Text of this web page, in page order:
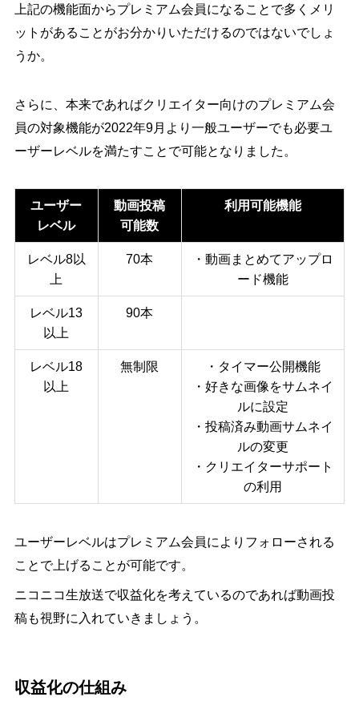
上記の機能面からプレミアム会員になることで多くメリ
ットがあることがお分かりいただけるのではないでしょ
うか。
さらに、本来であればクリエイター向けのプレミアム会
員の対象機能が2022年9月より一般ユーザーでも必要ユ
ーザーレベルを満たすことで可能となりました。
ユーザー
レベル
動画投稿
可能数
利用可能機能
レベル8以
上
70本
・動画まとめてアップロ
ード機能
レベル13
以上
90本
レベル18
以上
無制限
・タイマー公開機能
・好きな画像をサムネイ
ルに設定
・投稿済み動画サムネイ
ルの変更
・クリエイターサポート
の利用
ユーザーレベルはプレミアム会員によりフォローされる
ことで上げることが可能です。
ニコニコ生放送で収益化を考えているのであれば動画投
稿も視野に入れていきましょう。
収益化の仕組み